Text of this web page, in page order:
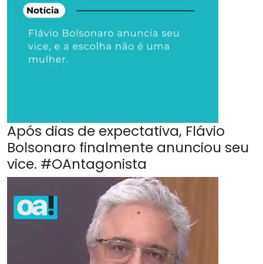
Após dias de expectativa, Flávio
Bolsonaro finalmente anunciou seu
vice. #OAntagonista